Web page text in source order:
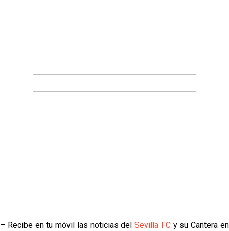
– Recibe en tu móvil las noticias delSevilla FCy su Cantera en